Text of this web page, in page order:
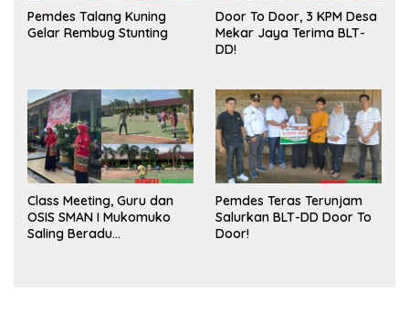
Pemdes Talang Kuning
Gelar Rembug Stunting
Door To Door, 3 KPM Desa
Mekar Jaya Terima BLT-
DD!
Class Meeting, Guru dan
OSIS SMAN I Mukomuko
Saling Beradu
Pemdes Teras Terunjam
Salurkan BLT-DD Door To
Door!